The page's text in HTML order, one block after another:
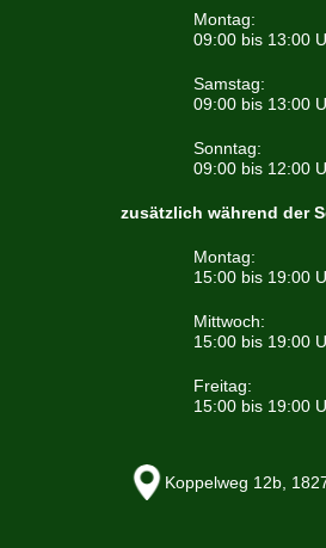
Montag:
09:00 bis 13:00
Samstag:
09:00 bis 13:00
Sonntag:
09:00 bis 12:00
zusätzlich während der
Montag:
15:00 bis 19:00
Mittwoch:
15:00 bis 19:00
Freitag:
15:00 bis 19:00
Koppelweg 12b,